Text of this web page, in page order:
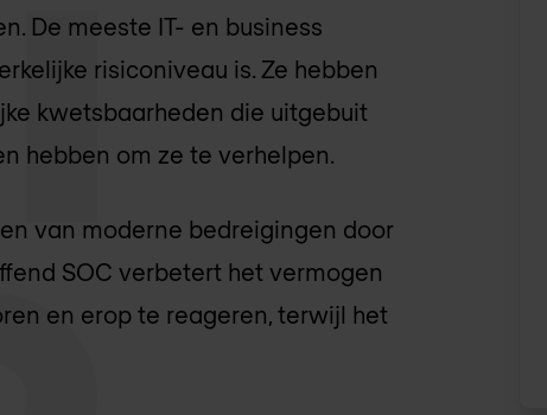
De meeste IT- en business
risiconiveau is. Ze hebben
kwetsbaarheden die uitgebuit
hebben om ze te verhelpen.
van moderne bedreigingen door
SOC verbetert het vermogen
en erop te reageren, terwijl het